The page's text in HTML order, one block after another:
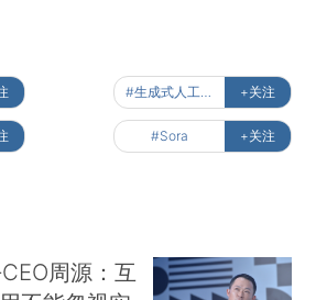
+关注
#Sora +关注
周源：互